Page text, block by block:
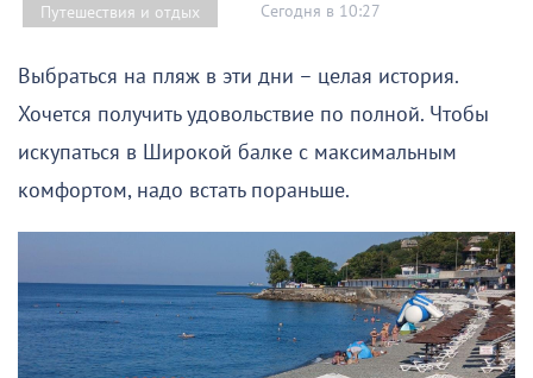
Путешествия и отдых Сегодня в 10:27
Выбраться на пляж в эти дни – целая история.
Хочется получить удовольствие по полной. Чтобы
искупаться в Широкой балке с максимальным
комфортом, надо встать пораньше.